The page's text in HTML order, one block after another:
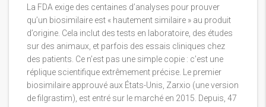
La FDA exige des centaines d’analyses pour prouver
qu’un biosimilaire est « hautement similaire » au produit
d’origine. Cela inclut des tests en laboratoire, des études
sur des animaux, et parfois des essais cliniques chez
des patients. Ce n’est pas une simple copie : c’est une
réplique scientifique extrêmement précise. Le premier
biosimilaire approuvé aux États-Unis, Zarxio (une version
de filgrastim), est entré sur le marché en 2015. Depuis, 47